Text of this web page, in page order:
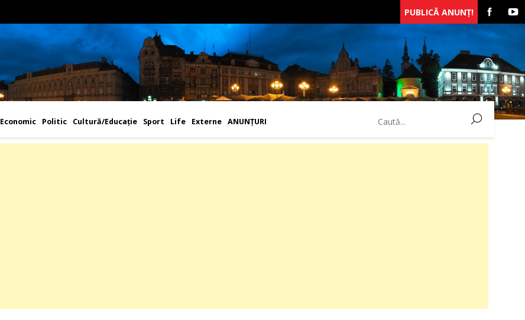
PUBLICĂ ANUNȚ!
Economic Politic Cultură/Educaţie Sport Life Externe ANUNȚURI